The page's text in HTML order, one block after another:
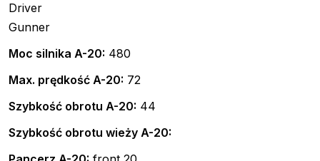
Driver
Gunner
Moc silnika A-20: 480
Max. prędkość A-20: 72
Szybkość obrotu A-20: 44
Szybkość obrotu wieży A-20: